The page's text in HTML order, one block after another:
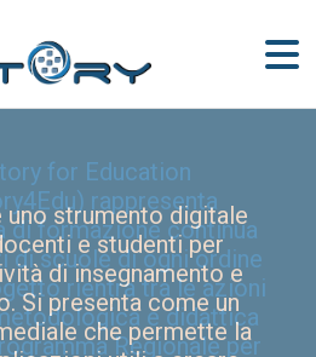
uno strumento digitale
e studenti per
di insegnamento e
Si presenta come un
che permette la
for Education
rappresenta
di formazione continua
di scuole di ogni ordine
rientra tra le azioni
e didattica
Regionale per